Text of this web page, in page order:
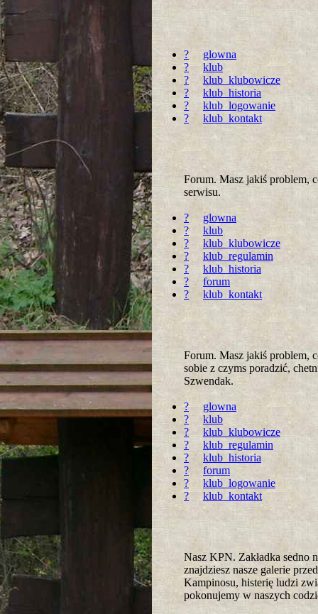
?
glowna
?
klub
?
klub_klubowicze
?
klub_historia
?
klub_logowanie
?
klub_kontakt
Forum. Masz jakiś problem,
serwisu.
?
glowna
?
klub
?
klub_klubowicze
?
klub_regulamin
?
klub_historia
?
forum
?
klub_kontakt
Forum. Masz jakiś problem,
sobie z czyms poradzić,
Szwendak.
?
glowna
?
klub
?
klub_klubowicze
?
klub_regulamin
?
klub_historia
?
forum
?
klub_logowanie
?
klub_kontakt
Nasz KPN. Zakładka sedno
znajdziesz nasze galerie
Kampinosu, histerię ludzi
pokonujemy w naszych